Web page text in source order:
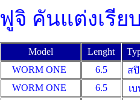
ฟูจิ คันแต่งเรีย
Model Lenght
WORM ONE
6.5
ส
WORM ONE
6.5
เ